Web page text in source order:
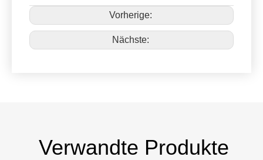
Vorherige:
Nächste:
Verwandte Produkte